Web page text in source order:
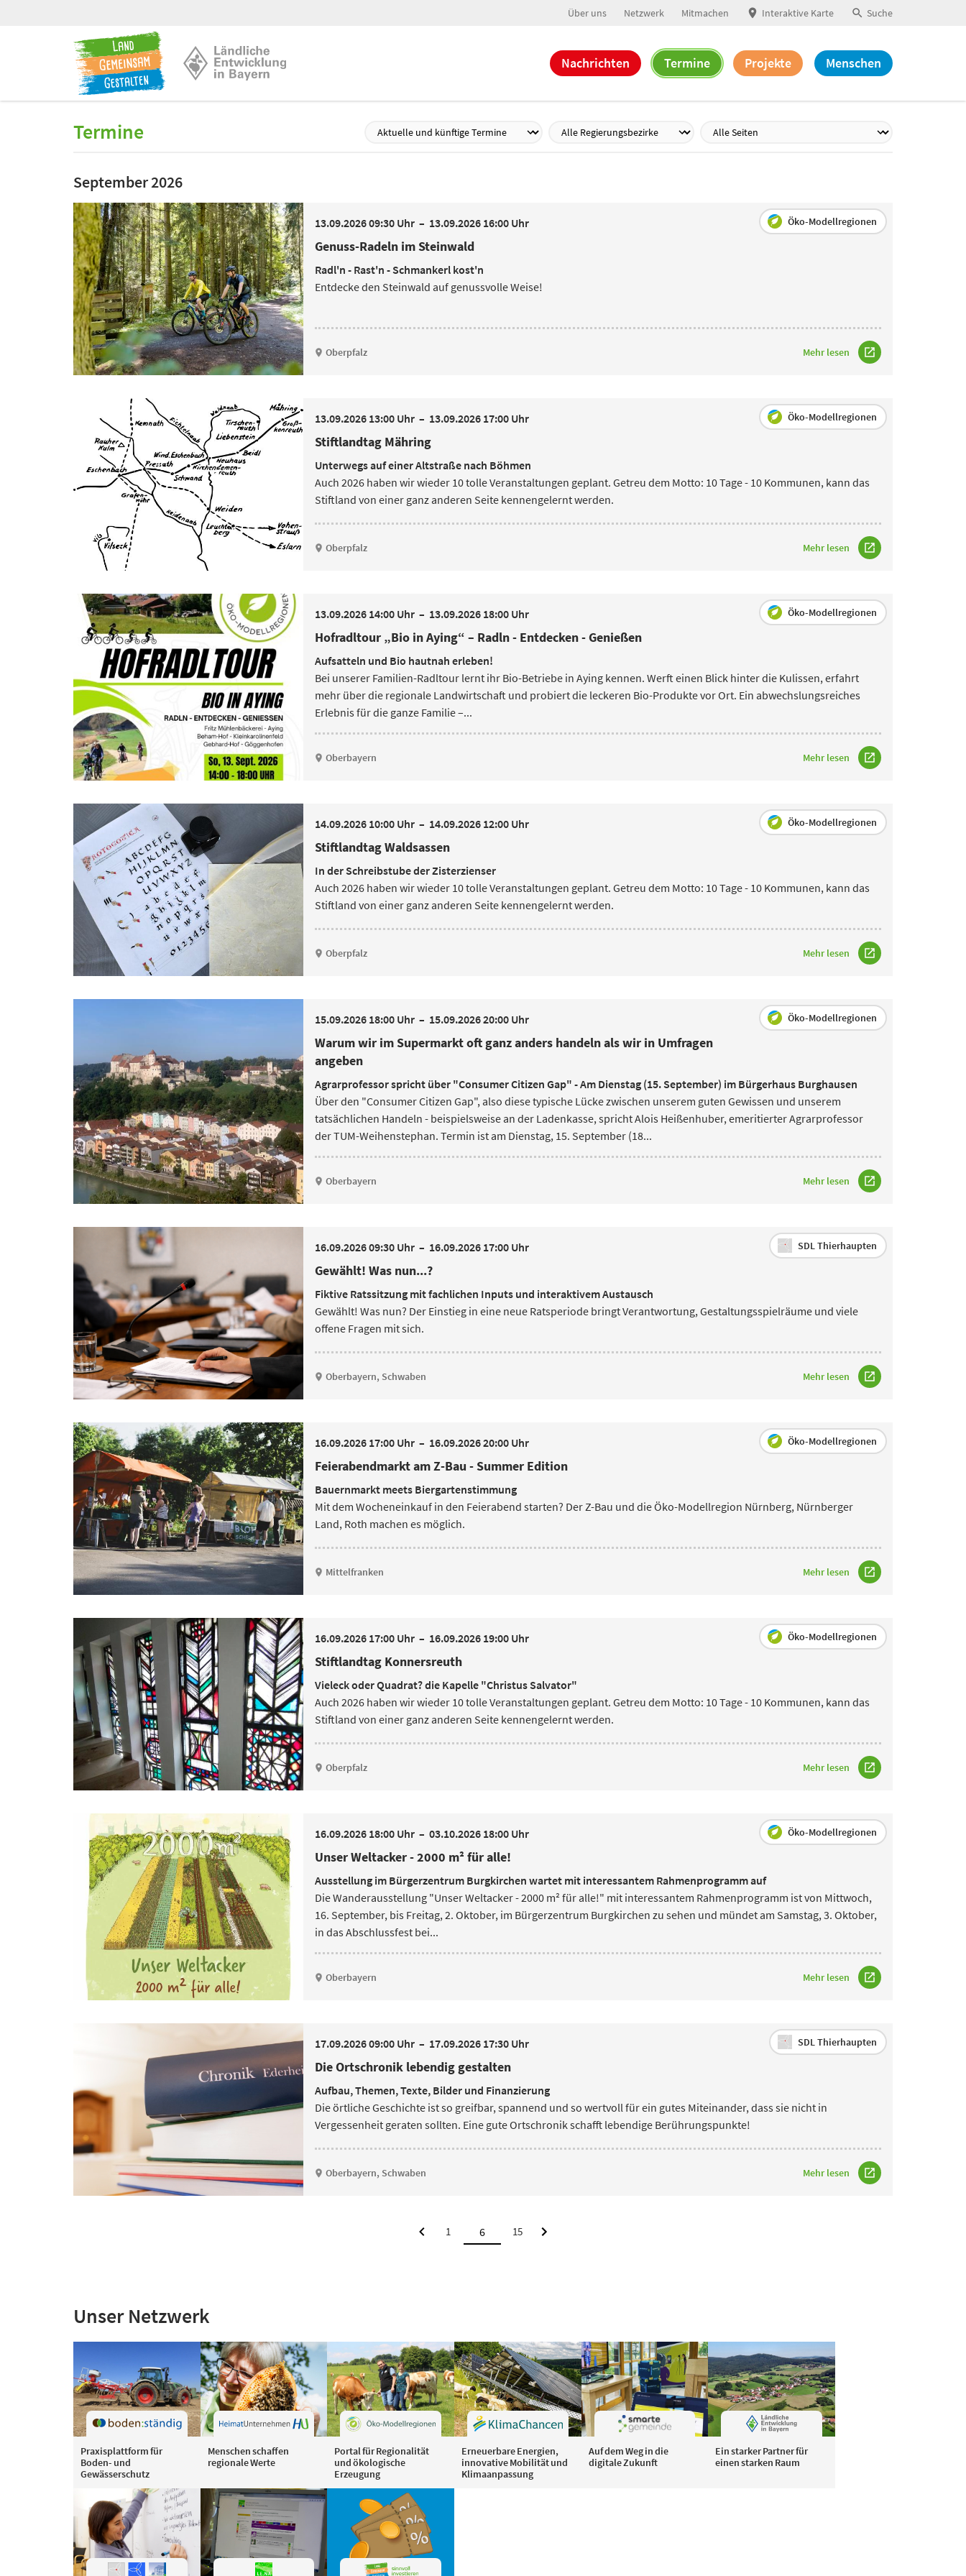
Über uns Netzwerk Mitmachen Interaktive Karte Suche
Nachrichten Termine Projekte Menschen
Termine
September 2026
13.09.2026 09:30 Uhr – 13.09.2026 16:00 Uhr
Genuss-Radeln im Steinwald
Öko-Modellregionen
Radl'n - Rast'n - Schmankerl kost'n
Entdecke den Steinwald auf genussvolle Weise!
Oberpfalz Mehr lesen
13.09.2026 13:00 Uhr – 13.09.2026 17:00 Uhr
Stiftlandtag Mähring
Öko-Modellregionen
Unterwegs auf einer Altstraße nach Böhmen
Auch 2026 haben wir wieder 10 tolle Veranstaltungen geplant. Getreu dem Motto: 10 Tage - 10 Kommunen, kann das
Stiftland von einer ganz anderen Seite kennengelernt werden.
Oberpfalz Mehr lesen
13.09.2026 14:00 Uhr – 13.09.2026 18:00 Uhr
Hofradltour „Bio in Aying“ – Radln - Entdecken - Genießen
Öko-Modellregionen
Aufsatteln und Bio hautnah erleben!
Bei unserer Familien-Radltour lernt ihr Bio-Betriebe in Aying kennen. Werft einen Blick hinter die Kulissen, erfahrt
mehr überdie regionale Landwirtschaft und probiert die leckeren Bio-Produkte vor Ort. Ein abwechslungsreiches
Erlebnis für die ganze Familie –...
Oberbayern Mehr lesen
14.09.2026 10:00 Uhr – 14.09.2026 12:00 Uhr
Stiftlandtag Waldsassen
Öko-Modellregionen
In der Schreibstube der Zisterzienser
Auch 2026 haben wir wieder 10 tolle Veranstaltungen geplant. Getreu dem Motto: 10 Tage - 10 Kommunen, kann das
Stiftland von einer ganz anderen Seite kennengelernt werden.
Oberpfalz Mehr lesen
15.09.2026 18:00 Uhr – 15.09.2026 20:00 Uhr
Warum wir im Supermarkt oft ganz anders handeln als wir in Umfragen
angeben
Öko-Modellregionen
Agrarprofessor spricht über "Consumer Citizen Gap" - Am Dienstag (15. September) im Bürgerhaus Burghausen
Über den "Consumer Citizen Gap", also diese typische Lücke zwischen unserem guten Gewissen und unserem
tatsächlichen Handeln - beispielsweise an der Ladenkasse, spricht Alois Heißenhuber, emeritierter Agrarprofessor
der TUM-Weihenstephan. Termin ist am Dienstag, 15. September (18...
Oberbayern Mehr lesen
16.09.2026 09:30 Uhr – 16.09.2026 17:00 Uhr
Gewählt! Was nun...?
SDL Thierhaupten
Fiktive Ratssitzung mit fachlichen Inputs und interaktivem Austausch
Gewählt! Was nun? Der Einstieg in eine neue Ratsperiode bringt Verantwortung, Gestaltungsspielräume und viele
offene Fragen mit sich.
Oberbayern, Schwaben Mehr lesen
16.09.2026 17:00 Uhr – 16.09.2026 20:00 Uhr
Feierabendmarkt am Z-Bau - Summer Edition
Öko-Modellregionen
Bauernmarkt meets Biergartenstimmung
Mit dem Wocheneinkauf in den Feierabend starten? Der Z-Bau und die Öko-Modellregion Nürnberg, Nürnberger
Land, Roth machen es möglich.
Mittelfranken Mehr lesen
16.09.2026 17:00 Uhr – 16.09.2026 19:00 Uhr
Stiftlandtag Konnersreuth
Öko-Modellregionen
Vieleck oder Quadrat? die Kapelle "Christus Salvator"
Auch 2026 haben wir wieder 10 tolle Veranstaltungen geplant. Getreu dem Motto: 10 Tage - 10 Kommunen, kann das
Stiftland von einer ganz anderen Seite kennengelernt werden.
Oberpfalz Mehr lesen
16.09.2026 18:00 Uhr – 03.10.2026 18:00 Uhr
Unser Weltacker - 2000 m² für alle!
Öko-Modellregionen
Ausstellung im Bürgerzentrum Burgkirchen wartet mit interessantem Rahmenprogramm auf
Die Wanderausstellung "Unser Weltacker - 2000 m² für alle!" mit interessantem Rahmenprogramm ist von Mittwoch,
16. September, bis Freitag, 2. Oktober, im Bürgerzentrum Burgkirchen zu sehen und mündet am Samstag, 3. Oktober,
in das Abschlussfest bei...
Oberbayern Mehr lesen
17.09.2026 09:00 Uhr – 17.09.2026 17:30 Uhr
Die Ortschronik lebendig gestalten
SDL Thierhaupten
Aufbau, Themen, Texte, Bilder und Finanzierung
Die örtliche Geschichte ist so greifbar, spannend und so wertvoll für ein gutes Miteinander, dass sie nicht in
Vergessenheit geraten sollten. Eine gute Ortschronik schafft lebendige Berührungspunkte!
Oberbayern, Schwaben Mehr lesen
1 15
Unser Netzwerk
Praxisplattform für
Boden- und
Gewässerschutz
Menschen schaffen
regionale Werte
Portal für Regionalität
und ökologische
Erzeugung
Erneuerbare Energien,
innovative Mobilität und
Klimaanpassung
Auf dem Weg in die
digitale Zukunft
Ein starker Partner für
einen starken Raum